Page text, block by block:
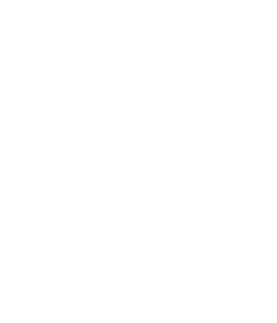
incaltaminte, coafuri, tunsori, desene de colorat, poze cu modele de manichiuri!❤️